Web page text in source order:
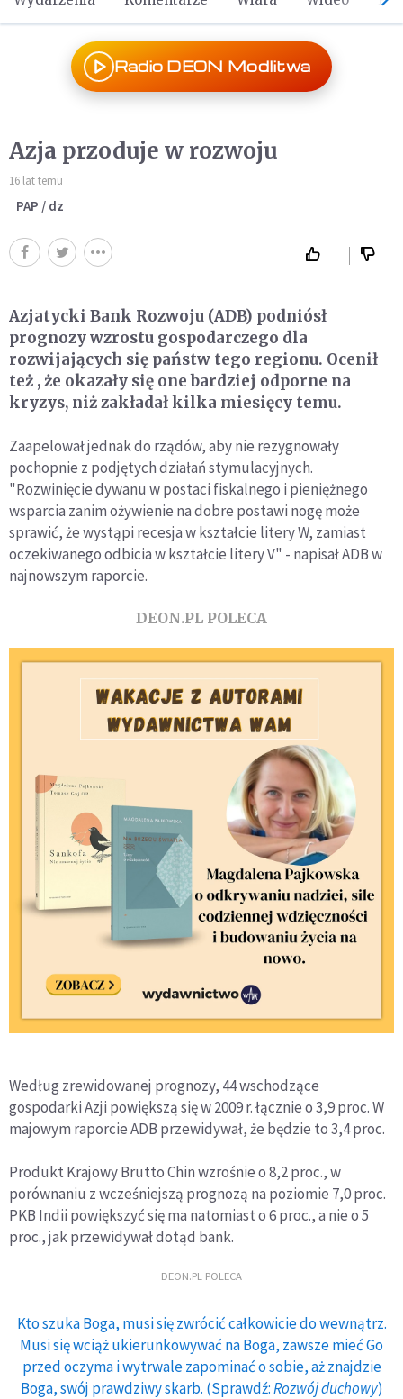
Radio DEON Modlitwa
Azja przoduje w rozwoju
16 lat temu
PAP / dz
Azjatycki Bank Rozwoju (ADB) podniósł
prognozy wzrostu gospodarczego dla
rozwijających się państw tego regionu. Ocenił
też , że okazały się one bardziej odporne na
kryzys, niż zakładał kilka miesięcy temu.
Zaapelował jednak do rządów, aby nie rezygnowały
pochopnie z podjętych działań stymulacyjnych.
"Rozwinięcie dywanu w postaci fiskalnego i pieniężnego
wsparcia zanim ożywienie na dobre postawi nogę może
sprawić, że wystąpi recesja w kształcie litery W, zamiast
oczekiwanego odbicia w kształcie litery V" - napisał ADB w
najnowszym raporcie.
DEON.PL POLECA
Według zrewidowanej prognozy, 44 wschodzące
gospodarki Azji powiększą się w 2009 r. łącznie o 3,9 proc. W
majowym raporcie ADB przewidywał, że będzie to 3,4 proc.
Produkt Krajowy Brutto Chin wzrośnie o 8,2 proc., w
porównaniu z wcześniejszą prognozą na poziomie 7,0 proc.
PKB Indii powiększyć się ma natomiast o 6 proc., a nie o 5
proc., jak przewidywał dotąd bank.
DEON.PL POLECA
Kto szuka Boga, musi się zwrócić całkowicie do wewnątrz.
Musi się wciąż ukierunkowywać na Boga, zawsze mieć Go
przed oczyma i wytrwale zapominać o sobie, aż znajdzie
Boga, swój prawdziwy skarb. (Sprawdź:Rozwój duchowy)